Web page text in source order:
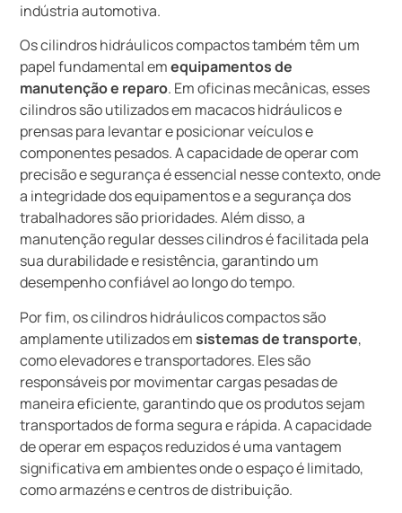
indústria automotiva.
Os cilindros hidráulicos compactos também têm um
papel fundamental emequipamentos de
manutenção e reparo. Em oficinas mecânicas, esses
cilindros são utilizados em macacos hidráulicos e
prensas para levantar e posicionar veículos e
componentes pesados. A capacidade de operar com
precisão e segurança é essencial nesse contexto, onde
a integridade dos equipamentos e a segurança dos
trabalhadores são prioridades. Além disso, a
manutenção regular desses cilindros é facilitada pela
sua durabilidade e resistência, garantindo um
desempenho confiável ao longo do tempo.
Por fim, os cilindros hidráulicos compactos são
amplamente utilizados emsistemas de transporte,
como elevadores e transportadores. Eles são
responsáveis por movimentar cargas pesadas de
maneira eficiente, garantindo que os produtos sejam
transportados de forma segura e rápida. A capacidade
de operar em espaços reduzidos é uma vantagem
significativa em ambientes onde o espaço é limitado,
como armazéns e centros de distribuição.